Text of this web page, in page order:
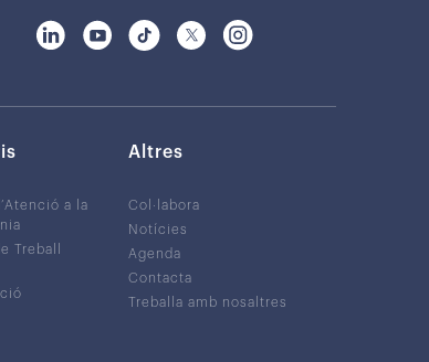
a la
Treball
Altres
Col·labora
Notícies
Agenda
Contacta
Treballa amb nosaltres